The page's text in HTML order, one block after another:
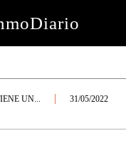
UN... 31/05/2022